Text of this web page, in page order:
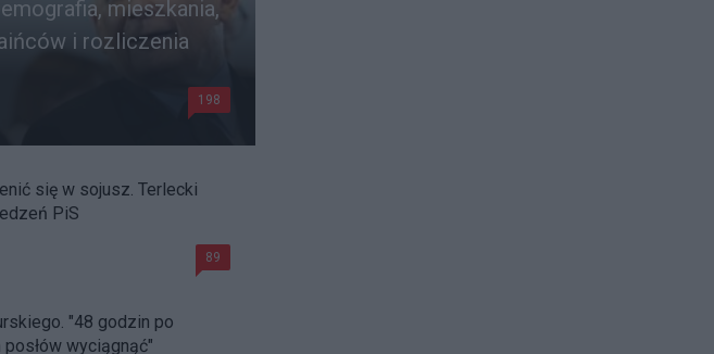
mieszkania,
i rozliczenia
198
się w sojusz. Terlecki
PiS
89
"48 godzin po
wyciągnąć"